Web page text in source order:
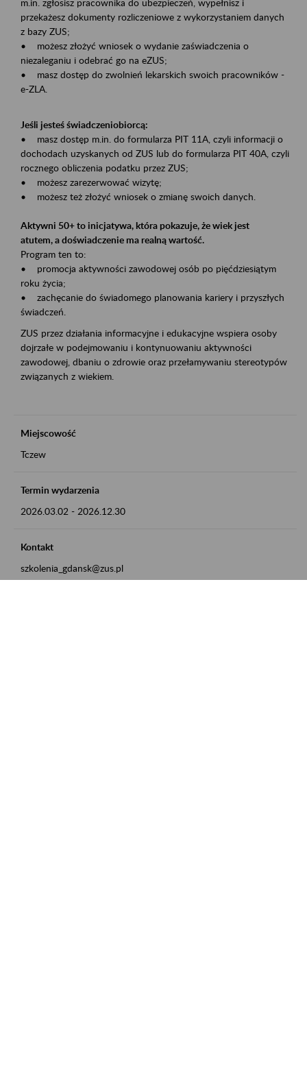
przekażesz dokumenty rozliczeniowe z wykorzystaniem danych
z bazy ZUS;
• możesz złożyć wniosek o wydanie zaświadczenia o
niezaleganiu i odebrać go na eZUS;
• masz dostęp do zwolnień lekarskich swoich pracowników -
e-ZLA.
Jeśli jesteś świadczeniobiorcą:
• masz dostęp m.in. do formularza PIT 11A, czyli informacji o
dochodach uzyskanych od ZUS lub do formularza PIT 40A, czyli
rocznego obliczenia podatku przez ZUS;
• możesz zarezerwować wizytę;
• możesz też złożyć wniosek o zmianę swoich danych.
Aktywni 50+ to inicjatywa, która pokazuje, że wiek jest
atutem, a doświadczenie ma realną wartość.
Program ten to:
• promocja aktywności zawodowej osób po pięćdziesiątym
roku życia;
• zachęcanie do świadomego planowania kariery i przyszłych
świadczeń.
ZUS przez działania informacyjne i edukacyjne wspiera osoby
dojrzałe w podejmowaniu i kontynuowaniu aktywności
zawodowej, dbaniu o zdrowie oraz przełamywaniu stereotypów
związanych z wiekiem.
Miejscowość
Tczew
Termin wydarzenia
2026.03.02 - 2026.12.30
Kontakt
szkolenia_gdansk@zus.pl